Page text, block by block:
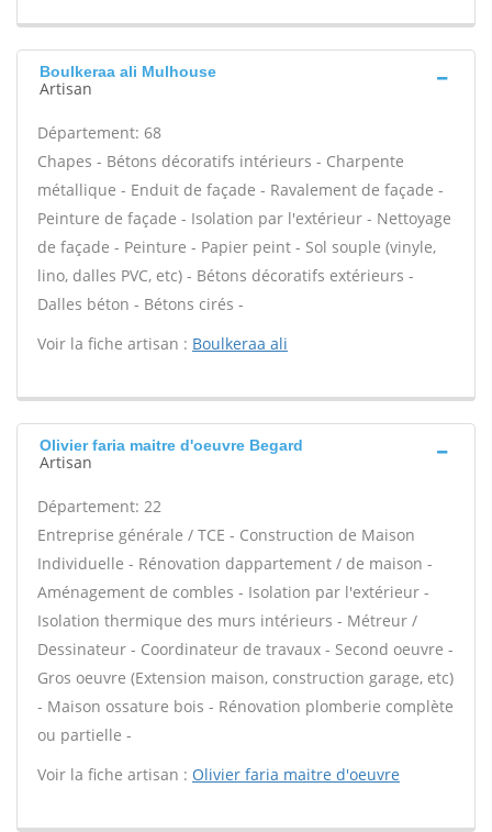
Boulkeraa ali Mulhouse
Artisan
Département: 68
Chapes - Bétons décoratifs intérieurs - Charpente
métallique - Enduit de façade - Ravalement de façade -
Peinture de façade - Isolation par l'extérieur - Nettoyage
de façade - Peinture - Papier peint - Sol souple (vinyle,
lino, dalles PVC, etc) - Bétons décoratifs extérieurs -
Dalles béton - Bétons cirés -
Voir la fiche artisan : Boulkeraa ali
Olivier faria maitre d'oeuvre Begard
Artisan
Département: 22
Entreprise générale / TCE - Construction de Maison
Individuelle - Rénovation dappartement / de maison -
Aménagement de combles - Isolation par l'extérieur -
Isolation thermique des murs intérieurs - Métreur /
Dessinateur - Coordinateur de travaux - Second oeuvre -
Gros oeuvre (Extension maison, construction garage, etc)
- Maison ossature bois - Rénovation plomberie complète
ou partielle -
Voir la fiche artisan : Olivier faria maitre d'oeuvre